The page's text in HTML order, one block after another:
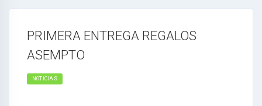
PRIMERA ENTREGA REGALOS
ASEMPTO
NOTICIAS